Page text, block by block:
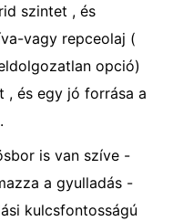
szintet , és
vagy repceolaj (
opció)
, és egy jó forrása a
is van szíve -
a gyulladás -
kulcsfontosságú